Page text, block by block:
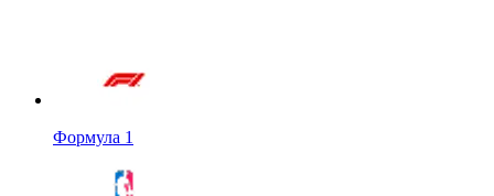
Формула 1